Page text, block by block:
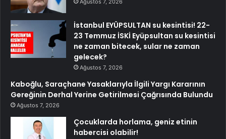
Ağustos 7, 2026
İstanbul EYÜPSULTAN su kesintisi! 22-
23 Temmuz İSKİ Eyüpsultan su kesintisi
ne zaman bitecek, sular ne zaman
gelecek?
Ağustos 7, 2026
Kaboğlu, Saraçhane Yasaklarıyla İlgili Yargı Kararının
Gereğinin Derhal Yerine Getirilmesi Çağrısında Bulundu
Ağustos 7, 2026
Çocuklarda horlama, geniz etinin
habercisi olabilir!